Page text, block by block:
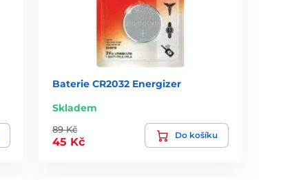
Baterie CR2032 Energizer
Skladem
89 Kč
45 Kč
Do košíku